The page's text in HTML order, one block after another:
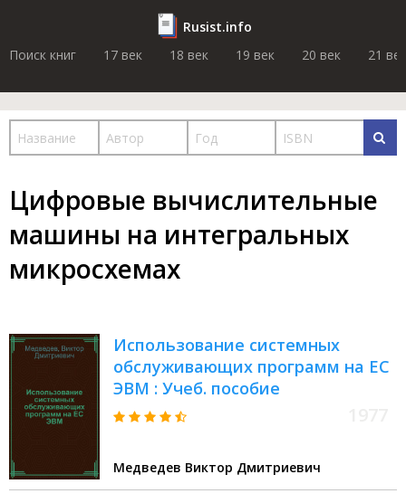
Rusist.info
Поиск книг
17 век 18 век 19 век 20 век 21 век
Цифровые вычислительные
машины на интегральных
микросхемах
Использование системных
обслуживающих программ на ЕС
ЭВМ : Учеб. пособие
Медведев Виктор Дмитриевич